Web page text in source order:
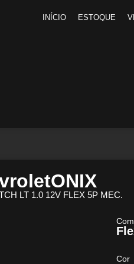
INÍCIO ESTOQUE
ONIX
LT 1.0 12V FLEX 5P MEC.
Cor